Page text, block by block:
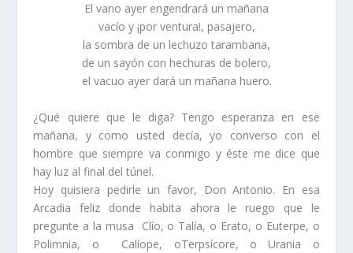
El vano ayer engendrará un mañana
vacío y ¡por ventura!, pasajero,
la sombra de un lechuzo tarambana,
de un sayón con hechuras de bolero,
el vacuo ayer dará un mañana huero.
¿Qué quiere que le diga? Tengo esperanza en ese
mañana, y como usted decía, yo converso con el
hombre que siempre va conmigo y éste me dice que
hay luz al final del túnel.
Hoy quisiera pedirle un favor, Don Antonio. En esa
Arcadia feliz donde habita ahora le ruego que le
pregunte a la musa Clío, o Talía, o Erato, o Euterpe, o
Polimnia, o Calíope, oTerpsícore, o Urania o